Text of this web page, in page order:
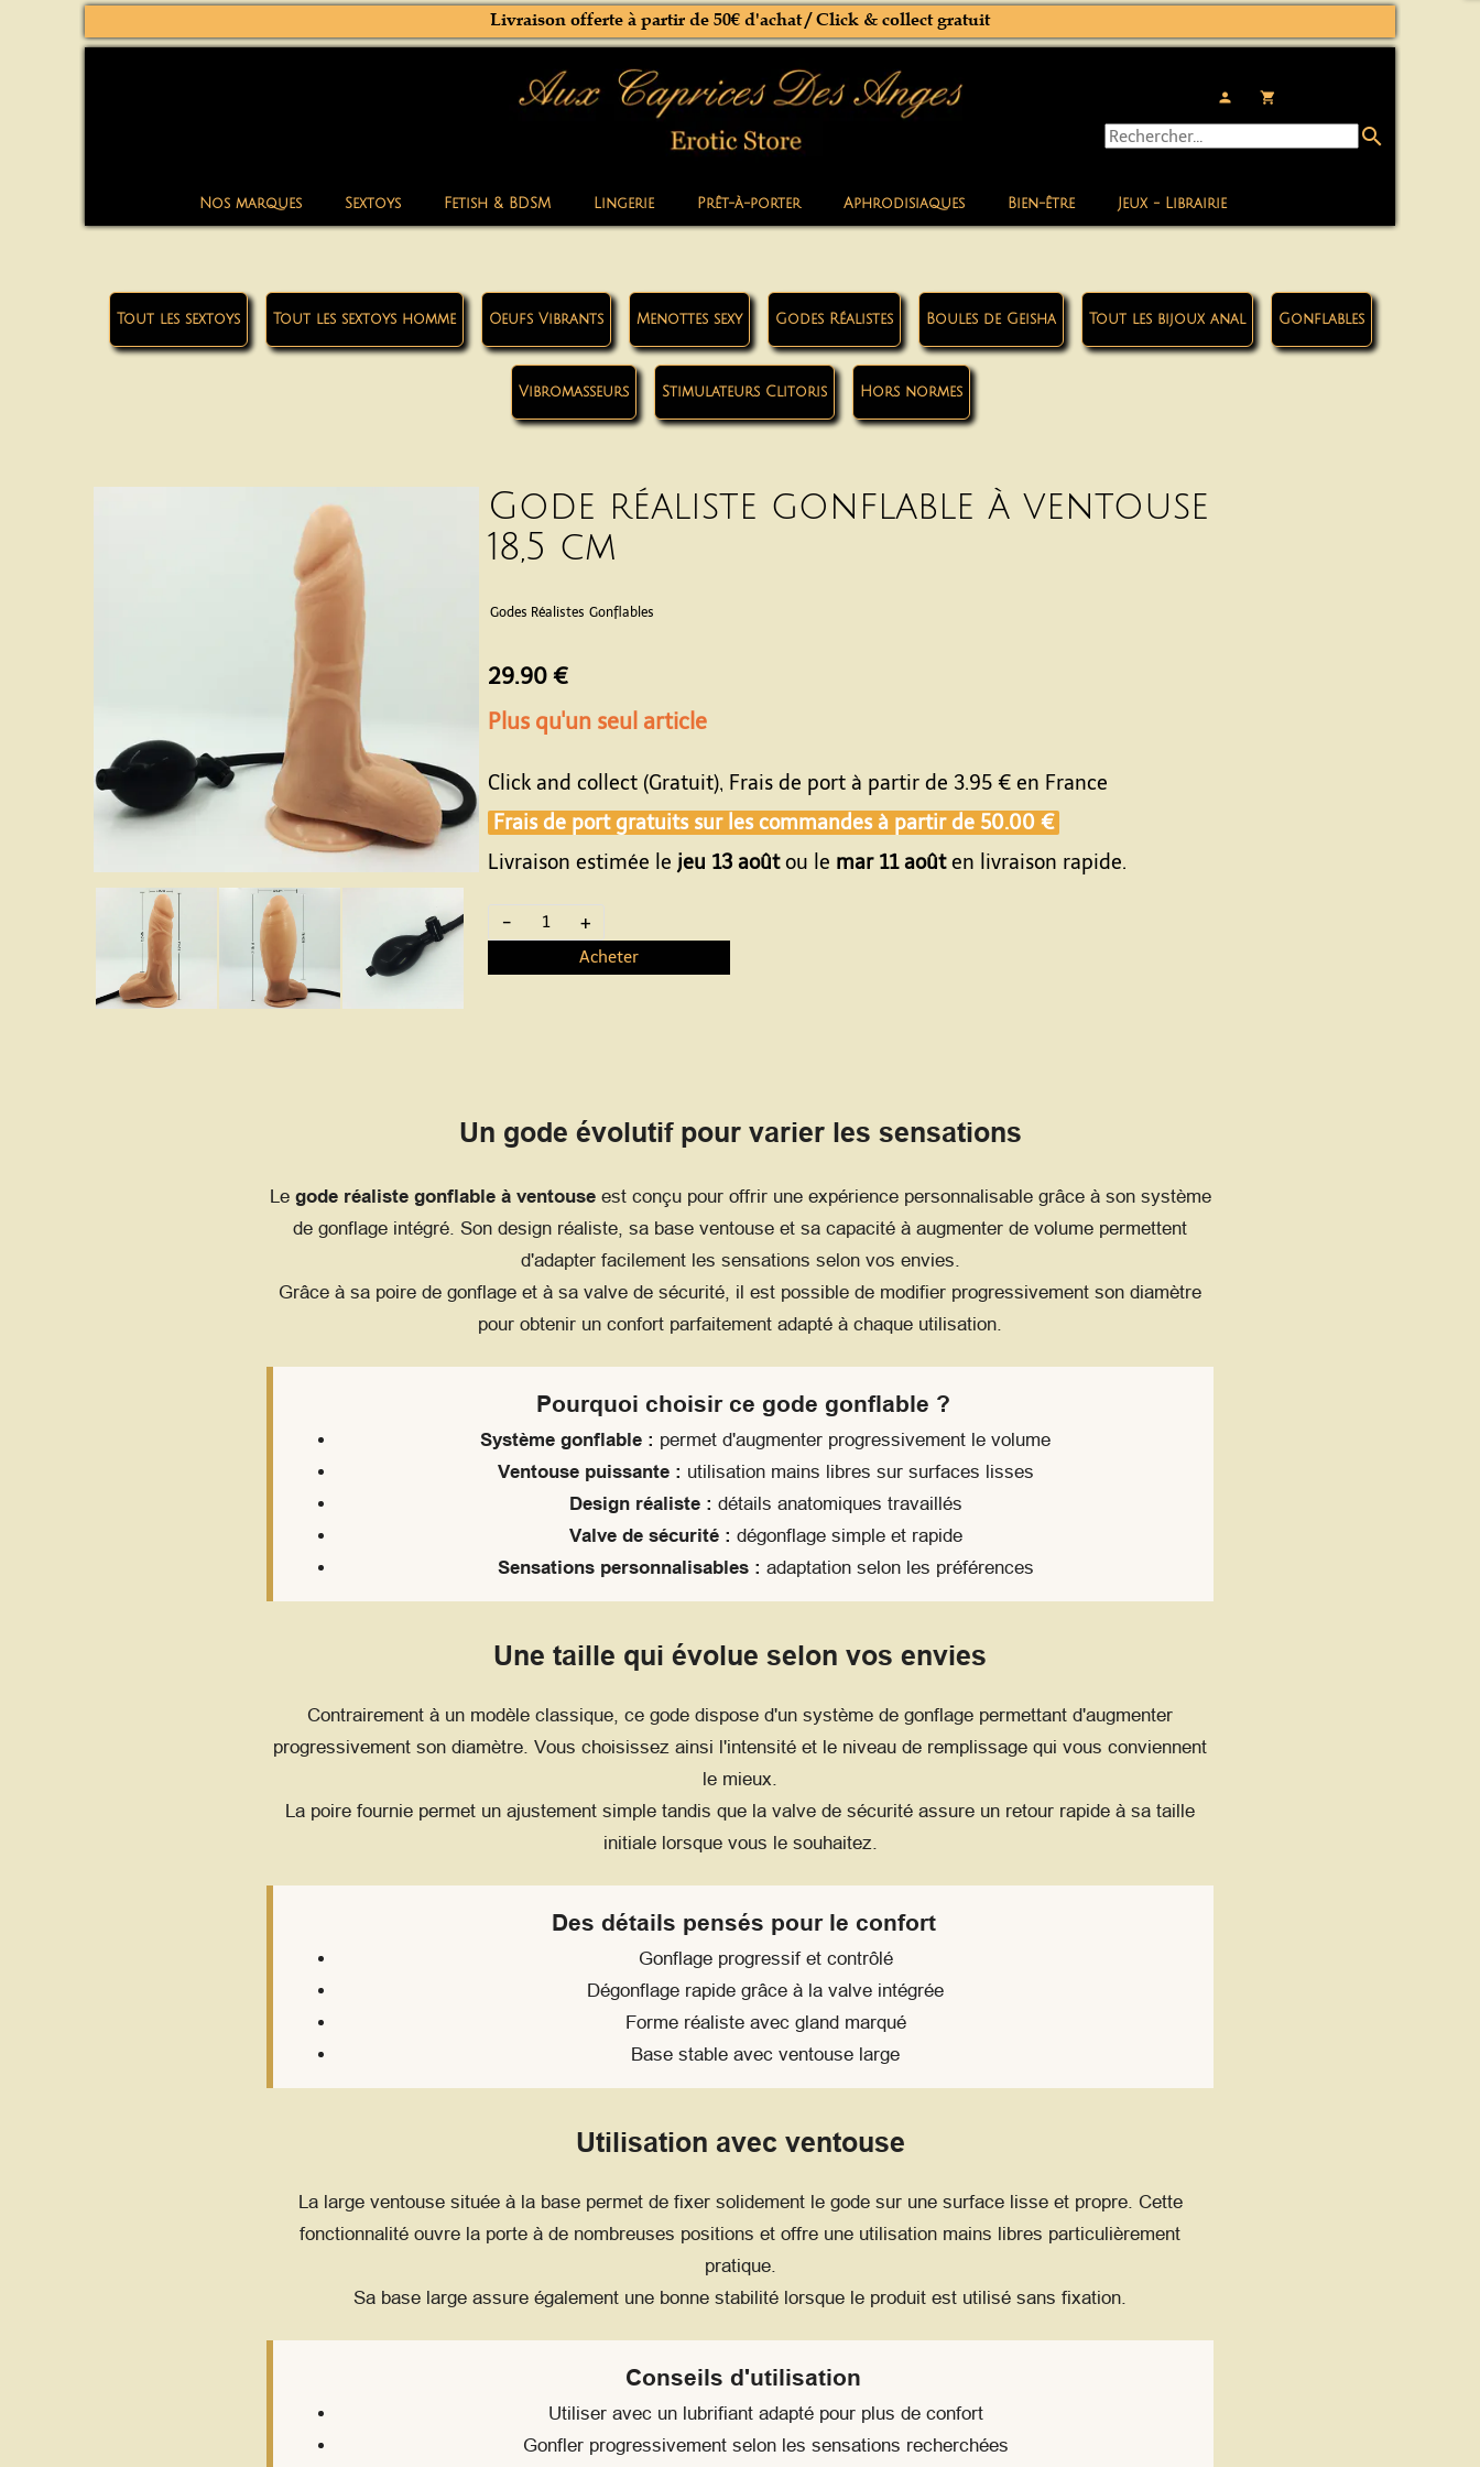
Nos marques Sextoys Fetish & BDSM Lingerie Prêt-à-porter Aphrodisiaques Bien-être Jeux - Librairie
person local_grocery_store
Livraison offerte à partir de 50€ d'achat / Click & collect gratuit
search
Tout les sextoys Tout les sextoys homme Oeufs Vibrants Menottes sexy Godes Réalistes Boules de Geisha Tout les bijoux anal Gonflables
Vibromasseurs Stimulateurs Clitoris Hors normes
Gode réaliste gonflable à ventouse
18,5 cm
Godes Réalistes Gonflables
29.90 €
Plus qu'un seul article
Click and collect (Gratuit), Frais de port à partir de 3.95 € en France
Frais de port gratuits sur les commandes à partir de 50.00 €
Livraison estimée le jeu 13 aoûtou le mar 11 aoûten livraison rapide.
- +
Acheter
Un gode évolutif pour varier les sensations
Le gode réaliste gonflable à ventouseest conçu pour offrir une expérience personnalisable grâce à son système
de gonflage intégré. Son design réaliste, sa base ventouse et sa capacité à augmenter de volume permettent
d'adapter facilement les sensations selon vos envies.
Grâce à sa poire de gonflage et à sa valve de sécurité, il est possible de modifier progressivement son diamètre
pour obtenir un confort parfaitement adapté à chaque utilisation.
Pourquoi choisir ce gode gonflable ?
Système gonflable : permet d'augmenter progressivement le volume
Ventouse puissante : utilisation mains libres sur surfaces lisses
Design réaliste : détails anatomiques travaillés
Valve de sécurité : dégonflage simple et rapide
Sensations personnalisables : adaptation selon les préférences
Une taille qui évolue selon vos envies
Contrairement à un modèle classique, ce gode dispose d'un système de gonflage permettant d'augmenter
progressivement son diamètre. Vous choisissez ainsi l'intensité et le niveau de remplissage qui vous conviennent
le mieux.
La poire fournie permet un ajustement simple tandis que la valve de sécurité assure un retour rapide à sa taille
initiale lorsque vous le souhaitez.
Des détails pensés pour le confort
Gonflage progressif et contrôlé
Dégonflage rapide grâce à la valve intégrée
Forme réaliste avec gland marqué
Base stable avec ventouse large
Utilisation avec ventouse
La large ventouse située à la base permet de fixer solidement le gode sur une surface lisse et propre. Cette
fonctionnalité ouvre la porte à de nombreuses positions et offre une utilisation mains libres particulièrement
pratique.
Sa base large assure également une bonne stabilité lorsque le produit est utilisé sans fixation.
Conseils d'utilisation
Utiliser avec un lubrifiant adapté pour plus de confort
Gonfler progressivement selon les sensations recherchées